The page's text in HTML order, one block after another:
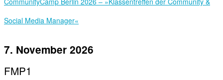
Social Media Manager«
7. November 2026
FMP1